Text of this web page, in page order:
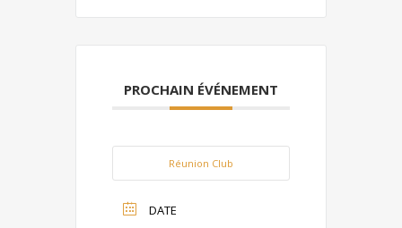
PROCHAIN ÉVÉNEMENT
Réunion Club
DATE